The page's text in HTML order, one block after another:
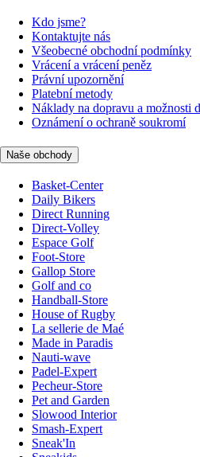
Kdo jsme?
Kontaktujte nás
Všeobecné obchodní podmínky
Vrácení a vrácení peněz
Právní upozornění
Platební metody
Náklady na dopravu a možnosti
Oznámení o ochraně soukromí
Naše obchody
Basket-Center
Daily Bikers
Direct Running
Direct-Volley
Espace Golf
Foot-Store
Gallop Store
Golf and co
Handball-Store
House of Rugby
La sellerie de Maé
Made in Paradis
Nauti-wave
Padel-Expert
Pecheur-Store
Pet and Garden
Slowood Interior
Smash-Expert
Sneak'In